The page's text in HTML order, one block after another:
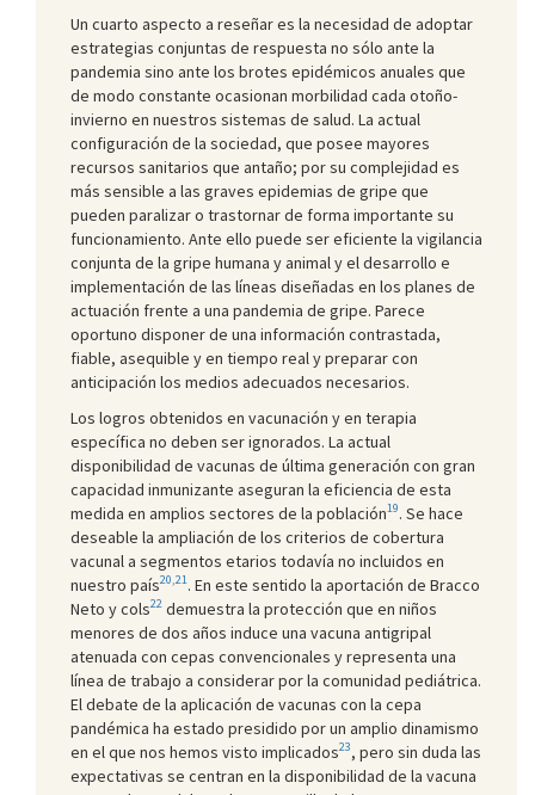
Un cuarto aspecto a reseñar es la necesidad de adoptar
estrategias conjuntas de respuesta no sólo ante la
pandemia sino ante los brotes epidémicos anuales que
de modo constante ocasionan morbilidad cada otoño-
invierno en nuestros sistemas de salud. La actual
configuración de la sociedad, que posee mayores
recursos sanitarios que antaño; por su complejidad es
más sensible a las graves epidemias de gripe que
pueden paralizar o trastornar de forma importante su
funcionamiento. Ante ello puede ser eficiente la vigilancia
conjunta de la gripe humana y animal y el desarrollo e
implementación de las líneas diseñadas en los planes de
actuación frente a una pandemia de gripe. Parece
oportuno disponer de una información contrastada,
fiable, asequible y en tiempo real y preparar con
anticipación los medios adecuados necesarios.
Los logros obtenidos en vacunación y en terapia
específica no deben ser ignorados. La actual
disponibilidad de vacunas de última generación con gran
capacidad inmunizante aseguran la eficiencia de esta
medida en amplios sectores de la población19. Se hace
deseable la ampliación de los criterios de cobertura
vacunal a segmentos etarios todavía no incluidos en
nuestro país20,21. En este sentido la aportación de Bracco
Neto y cols22 demuestra la protección que en niños
menores de dos años induce una vacuna antigripal
atenuada con cepas convencionales y representa una
línea de trabajo a considerar por la comunidad pediátrica.
El debate de la aplicación de vacunas con la cepa
pandémica ha estado presidido por un amplio dinamismo
en el que nos hemos visto implicados23, pero sin duda las
expectativas se centran en la disponibilidad de la vacuna